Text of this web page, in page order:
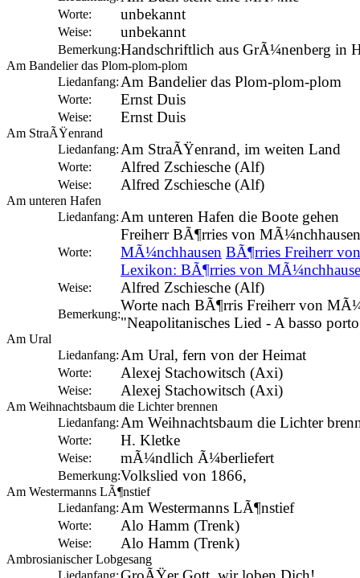
Worte: unbekannt
Weise: unbekannt
Bemerkung:Handschriftlich aus GrÃ¼nenberg in
Am Bandelier das Plom-plom-plom
Liedanfang: Am Bandelier das Plom-plom-plom
Worte: Ernst Duis
Weise: Ernst Duis
Am StraÃŸenrand
Liedanfang: Am StraÃŸenrand, im weiten Land
Worte: Alfred Zschiesche (Alf)
Weise: Alfred Zschiesche (Alf)
Am unteren Hafen
Liedanfang: Am unteren Hafen die Boote gehen
Worte:
Freiherr BÃ¶rries von
MÃ¼nchhausen BÃ¶rries Freiherr
Lexikon: BÃ¶rries von
Weise: Alfred Zschiesche (Alf)
Bemerkung:
Worte nach BÃ¶rris Freiherr von
"Neapolitanisches Lied - A basso
Am Ural
Liedanfang: Am Ural, fern von der Heimat
Worte: Alexej Stachowitsch (Axi)
Weise: Alexej Stachowitsch (Axi)
Am Weihnachtsbaum die Lichter brennen
Liedanfang: Am Weihnachtsbaum die Lichter
Worte: H. Kletke
Weise: mÃ¼ndlich Ã¼berliefert
Bemerkung:Volkslied von 1866,
Am Westermanns LÃ¶nstief
Liedanfang: Am Westermanns LÃ¶nstief
Worte: Alo Hamm (Trenk)
Weise: Alo Hamm (Trenk)
Ambrosianischer Lobgesang
Liedanfang: